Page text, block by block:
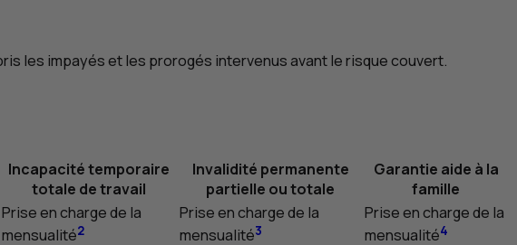
les impayés et les prorogés intervenus avant le risque couvert.
Incapacité temporaire
totale de travail
Invalidité permanente
partielle ou totale
Garantie aide à la
famille
Prise en charge de la
mensualité2
Prise en charge de la
mensualité3
Prise en charge de la
mensualité4